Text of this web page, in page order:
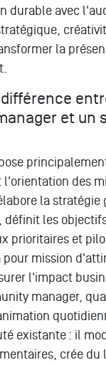
durable avec
la
et un
des
la stratégie
définit les
prioritaires et
mission
l'impact
manager,
existante : il
crée